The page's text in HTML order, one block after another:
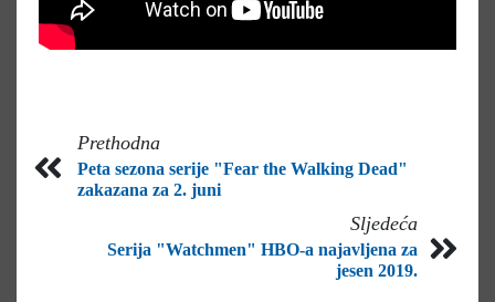
Prethodna
Peta sezona serije "Fear the Walking Dead"
zakazana za 2. juni
Sljedeća
Serija "Watchmen" HBO-a najavljena za
jesen 2019.